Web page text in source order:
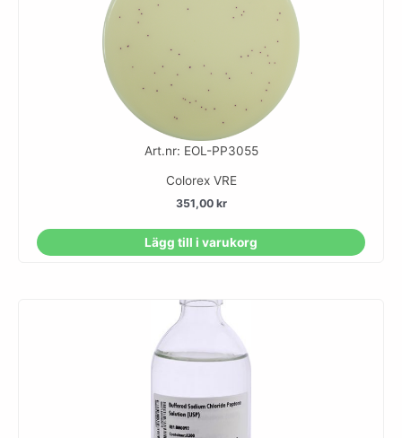
Art.nr: EOL-PP3055
Colorex VRE
351,00 kr
Lägg till i varukorg